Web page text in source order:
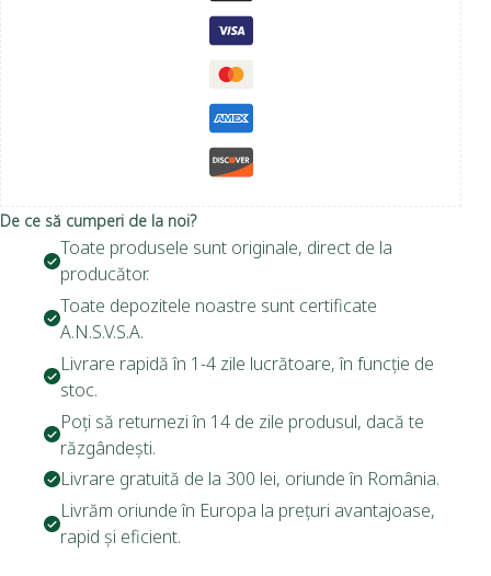
De ce să cumperi de la noi?
Toate produsele sunt originale, direct de la
producător.
Toate depozitele noastre sunt certificate
A.N.S.V.S.A.
Livrare rapidă în 1-4 zile lucrătoare, în funcție de
stoc.
Poți să returnezi în 14 de zile produsul, dacă te
răzgândești.
Livrare gratuită de la 300 lei, oriunde în România.
Livrăm oriunde în Europa la prețuri avantajoase,
rapid și eficient.